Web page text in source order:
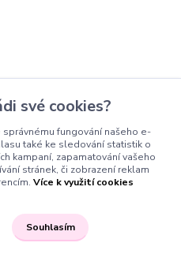
své cookies?
fungování našeho e-
také ke sledování statistik o
kampaní, zapamatování vašeho
stránek, či zobrazení reklam
Více k využití cookies
Souhlasím